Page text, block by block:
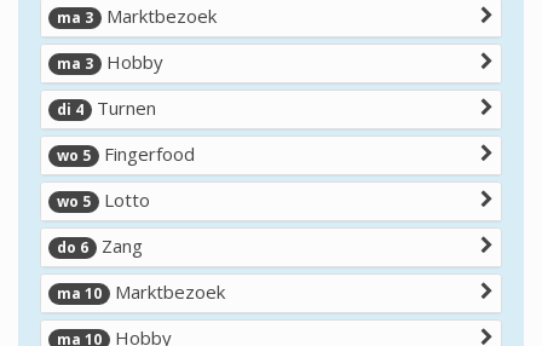
ma 3 Marktbezoek
ma 3 Hobby
di 4 Turnen
wo 5 Fingerfood
wo 5 Lotto
do 6 Zang
ma 10 Marktbezoek
ma 10 Hobby